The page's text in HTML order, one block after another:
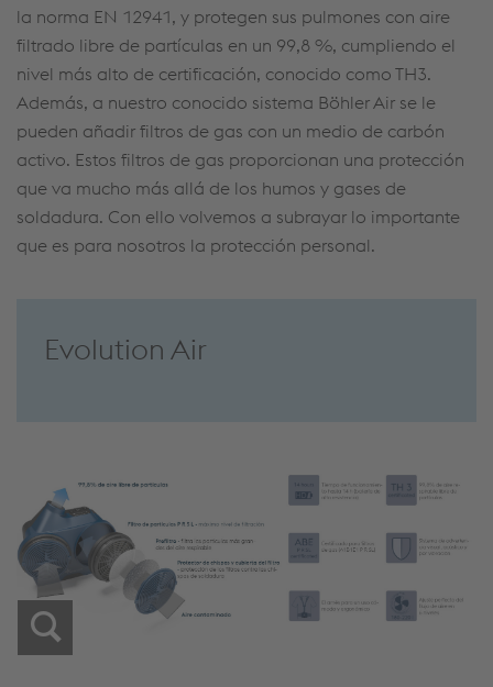
la norma EN 12941, y protegen sus pulmones con aire
filtrado libre de partículas en un 99,8 %, cumpliendo el
nivel más alto de certificación, conocido como TH3.
Además, a nuestro conocido sistema Böhler Air se le
pueden añadir filtros de gas con un medio de carbón
activo. Estos filtros de gas proporcionan una protección
que va mucho más allá de los humos y gases de
soldadura. Con ello volvemos a subrayar lo importante
que es para nosotros la protección personal.
Evolution Air